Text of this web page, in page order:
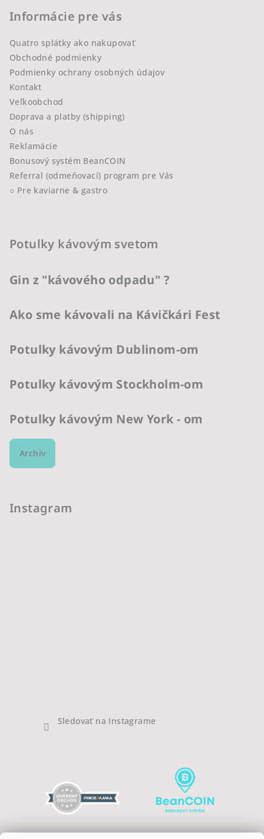
Informácie pre vás
Quatro splátky ako nakupovať
Obchodné podmienky
Podmienky ochrany osobných údajov
Kontakt
Veľkoobchod
Doprava a platby (shipping)
O nás
Reklamácie
Bonusový systém BeanCOIN
Referral (odmeňovací) program pre Vás
○ Pre kaviarne & gastro
Potulky kávovým svetom
Gin z "kávového odpadu" ?
Ako sme kávovali na Kávičkári Fest
Potulky kávovým Dublinom-om
Potulky kávovým Stockholm-om
Potulky kávovým New York - om
Archív
Instagram
Sledovať na Instagrame